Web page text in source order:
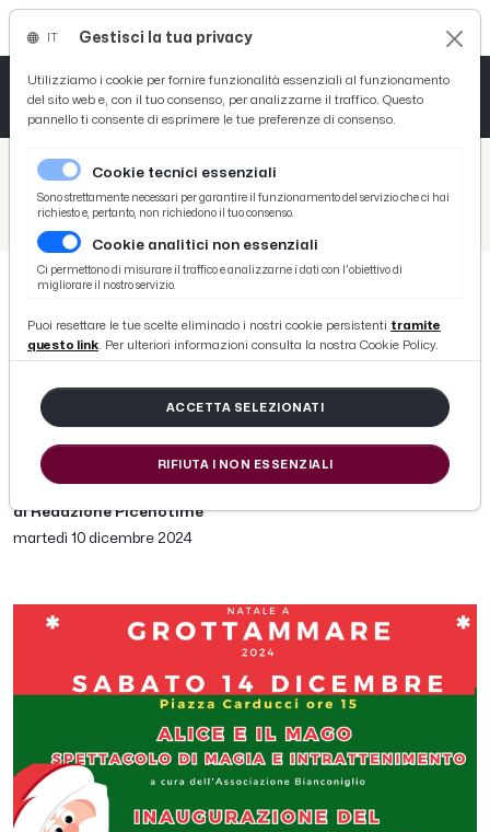
/ Picenotime
/ Eventi e Cultura
Il Parco di Babbo Natale illumina la città di Grottammare. Con supporto Fainplast nuovo progetto di intrattenimento
Il Parco di Babbo Natale illumina
la città di Grottammare. Con
supporto Fainplast nuovo progetto
di intrattenimento
di Redazione Picenotime
martedì 10 dicembre 2024
Gestisci la tua privacy
Utilizziamo i cookie per fornire funzionalità essenziali al funzionamento
del sito web e, con il tuo consenso, per analizzarne il traffico. Questo
pannello ti consente di esprimere le tue preferenze di consenso.
Cookie tecnici essenziali
Sono strettamente necessari per garantire il funzionamento del servizio che ci hai
richiesto e, pertanto, non richiedono il tuo consenso.
Cookie analitici non essenziali
Ci permettono di misurare il traffico e analizzarne i dati con l'obiettivo di
migliorare il nostro servizio.
Puoi resettare le tue scelte eliminado i nostri cookie persistenti tramite
questo link. Per ulteriori informazioni consulta la nostra Cookie Policy.
ACCETTA SELEZIONATI
RIFIUTA I NON ESSENZIALI
Tutto News
Tutto Sport
Basket
Ciclismo
Tutto Curiosità